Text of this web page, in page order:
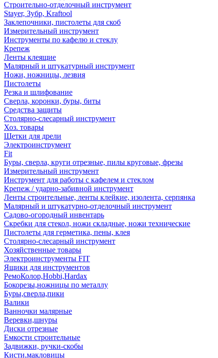
Строительно-отделочный инструмент
Stayer, Зубр, Kraftool
Заклепочники, пистолеты для скоб
Измерительный инструмент
Инструменты по кафелю и стеклу
Крепеж
Ленты клеящие
Малярный и штукатурный инструмент
Ножи, ножницы, лезвия
Пистолеты
Резка и шлифование
Сверла, коронки, буры, биты
Средства защиты
Столярно-слесарный инструмент
Хоз. товары
Щетки для дрели
Электроинструмент
Fit
Буры, сверла, круги отрезные, пилы круговые, фрезы
Измерительный инструмент
Инструмент для работы с кафелем и стеклом
Крепеж / ударно-забивной инструмент
Ленты строительные, ленты клейкие, изолента, серпянка
Малярный и штукатурно-отделочный инструмент
Садово-огородный инвентарь
Скребки для стекол, ножи складные, ножи технические
Пистолеты для герметика, пены, клея
Столярно-слесарный инструмент
Хозяйственные товары
Электроинструменты FIT
Ящики для инструментов
РемоКолор,Hobbi,Hardax
Бокорезы,ножницы по металлу
Буры,сверла,пики
Валики
Ванночки малярные
Веревки,шнуры
Диски отрезные
Емкости строительные
Задвижки, ручки-скобы
Кисти,макловицы